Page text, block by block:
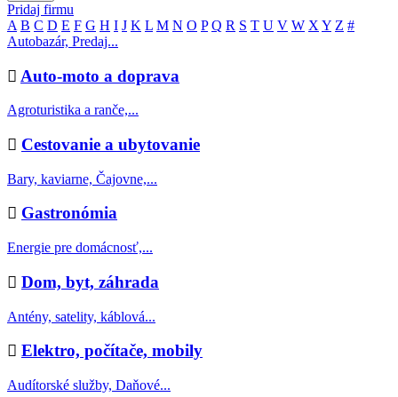
Pridaj firmu
A B C D E F G H I J K L M N O P Q R S T U V W X Y Z #
Autobazár, Predaj...
Auto-moto a doprava
Agroturistika a ranče,...
Cestovanie a ubytovanie
Bary, kaviarne, Čajovne,...
Gastronómia
Energie pre domácnosť,...
Dom, byt, záhrada
Antény, satelity, káblová...
Elektro, počítače, mobily
Audítorské služby, Daňové...